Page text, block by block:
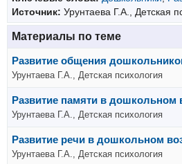
Источник: Урунтаева Г.А., Детская
Материалы по теме
Развитие общения
Урунтаева Г.А., Детская психология
Развитие памяти в дошкольном
Урунтаева Г.А., Детская психология
Развитие речи в дошкольном
Урунтаева Г.А., Детская психология